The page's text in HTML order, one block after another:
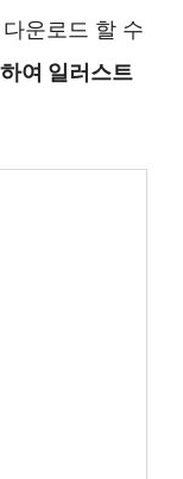
운로드 할 수
여 일러스트